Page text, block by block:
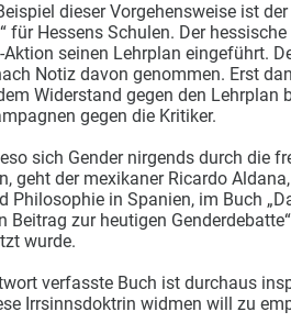
dieser Vorgehensweise ist
für Hessens Schulen. Der
Aktion seinen Lehrplan eingeführt.
Notiz davon genommen. Erst
Widerstand gegen den Lehrplan
gegen die Kritiker.
sich Gender nirgends durch die
geht der mexikaner Ricardo
Philosophie in Spanien, im Buch
Beitrag zur heutigen
wurde.
verfasste Buch ist durchaus
Irrsinnsdoktrin widmen will zu